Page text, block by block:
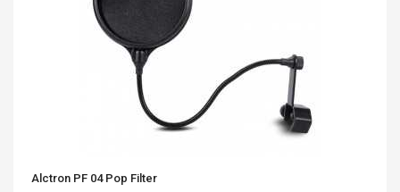
Alctron PF 04 Pop Filter